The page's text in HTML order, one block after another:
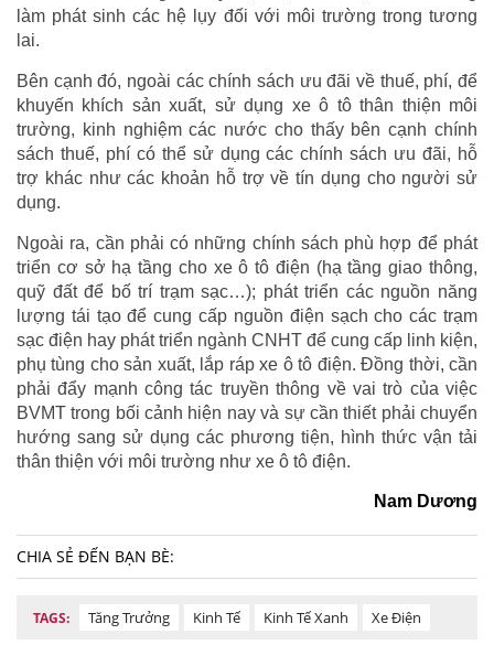
làm phát sinh các hệ lụy đối với môi trường trong tương
lai.
Bên cạnh đó, ngoài các chính sách ưu đãi về thuế, phí, để
khuyến khích sản xuất, sử dụng xe ô tô thân thiện môi
trường, kinh nghiệm các nước cho thấy bên cạnh chính
sách thuế, phí có thể sử dụng các chính sách ưu đãi, hỗ
trợ khác như các khoản hỗ trợ về tín dụng cho người sử
dụng.
Ngoài ra, cần phải có những chính sách phù hợp để phát
triển cơ sở hạ tầng cho xe ô tô điện (hạ tầng giao thông,
quỹ đất để bố trí trạm sạc…); phát triển các nguồn năng
lượng tái tạo để cung cấp nguồn điện sạch cho các trạm
sạc điện hay phát triển ngành CNHT để cung cấp linh kiện,
phụ tùng cho sản xuất, lắp ráp xe ô tô điện. Đồng thời, cần
phải đẩy mạnh công tác truyền thông về vai trò của việc
BVMT trong bối cảnh hiện nay và sự cần thiết phải chuyển
hướng sang sử dụng các phương tiện, hình thức vận tải
thân thiện với môi trường như xe ô tô điện.
Nam Dương
CHIA SẺ ĐẾN BẠN BÈ:
TAGS: Tăng Trưởng Kinh Tế Kinh Tế Xanh Xe Điện